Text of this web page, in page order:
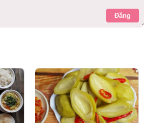
Đăng